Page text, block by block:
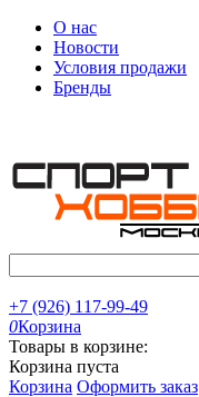
О нас
Новости
Условия продажи
Бренды
+7 (926) 117-99-49
0Корзина
Товары в корзине:
Корзина пуста
Корзина Оформить заказ